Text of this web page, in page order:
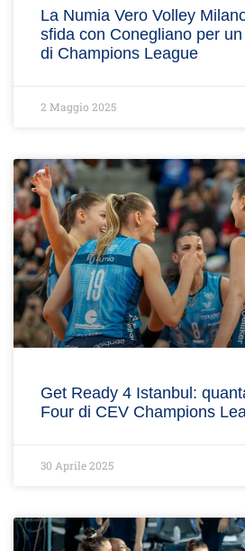
La Numia Vero Volley
sfida con Conegliano per
di Champions League
2 Maggio 2025
Get Ready 4 Istanbul:
Four di CEV Champions
30 Aprile 2025